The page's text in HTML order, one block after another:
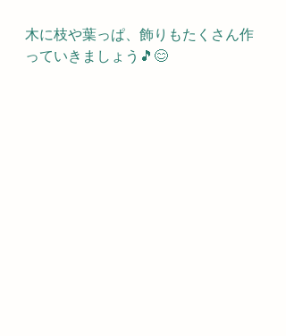
木に枝や葉っぱ、飾りもたくさん作
っていきましょう🎵😊